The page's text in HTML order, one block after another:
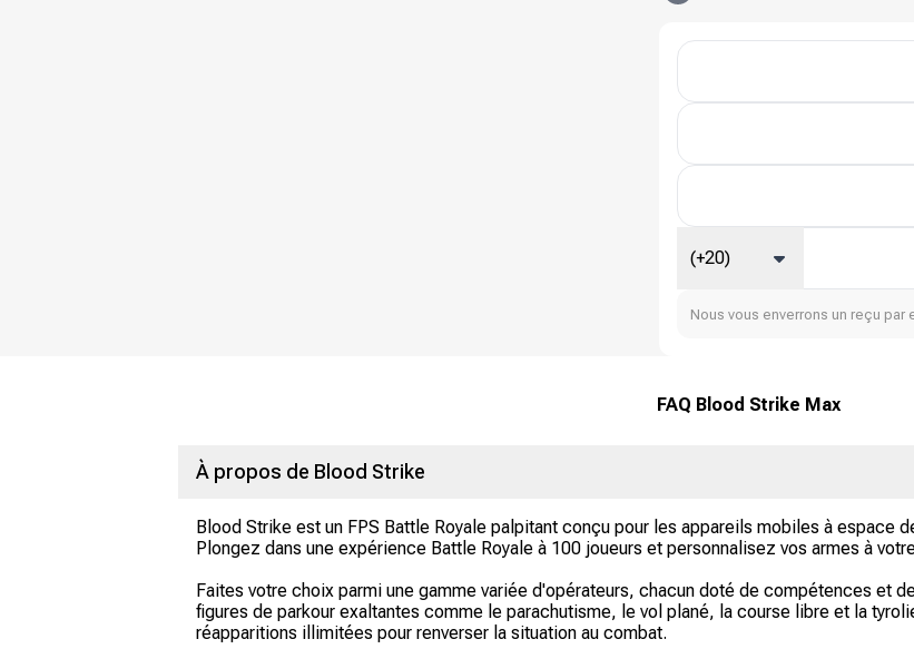
(+20)
Nous vous enverrons un reçu
FAQ Blood Strike Max
À propos de Blood Strike
Blood Strike est un FPS Battle Royale palpitant conçu pour les appareils mobiles à espace
Plongez dans une expérience Battle Royale à 100 joueurs et personnalisez vos armes à
Faites votre choix parmi une gamme variée d'opérateurs, chacun doté de compétences et
figures de parkour exaltantes comme le parachutisme, le vol plané, la course libre et la
réapparitions illimitées pour renverser la situation au combat.